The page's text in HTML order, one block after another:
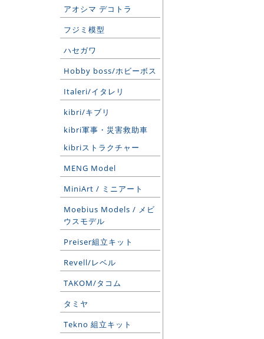
アオシマ デコトラ
フジミ模型
ハセガワ
Hobby boss/ホビーボス
Italeri/イタレリ
kibri/キブリ
kibri軍事・災害救助車
kibriストラクチャー
MENG Model
MiniArt / ミニアート
Moebius Models / メビ
ウスモデル
Preiser組立キット
Revell/レベル
TAKOM/タコム
タミヤ
Tekno 組立キット